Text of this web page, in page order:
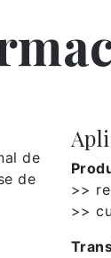
de
de
>>
>>